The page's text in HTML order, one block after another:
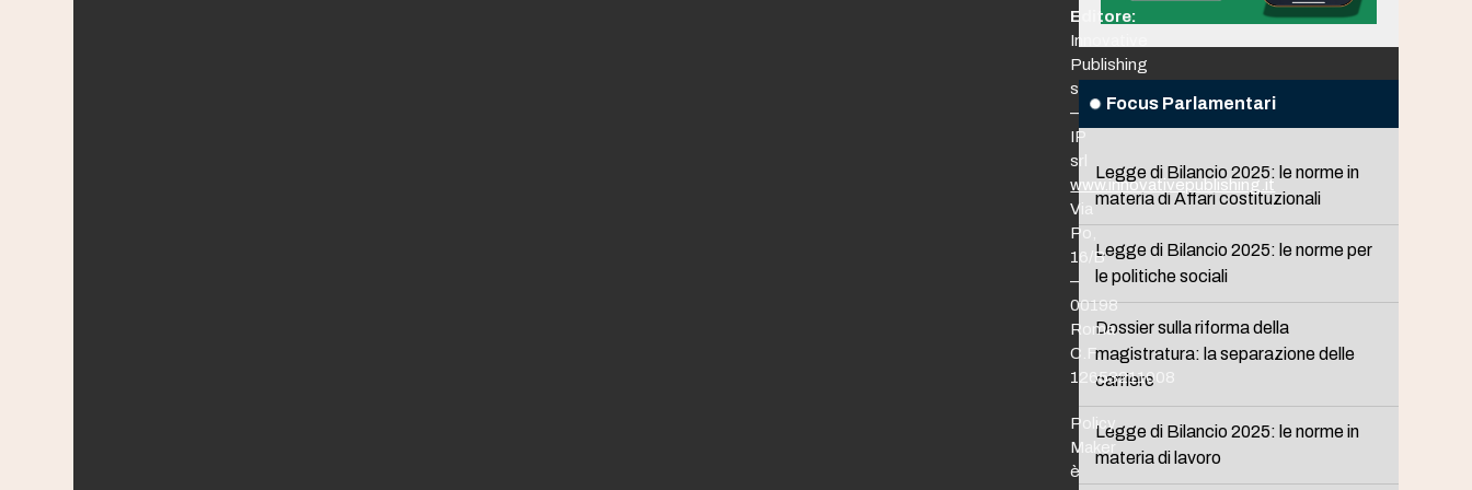
Focus Parlamentari
Legge di Bilancio 2025: le norme in
materia di Affari costituzionali
Legge di Bilancio 2025: le norme per
le politiche sociali
Dossier sulla riforma della
magistratura: la separazione delle
carriere
Legge di Bilancio 2025: le norme in
materia di lavoro
Editore:
Innovative
Publishing
srl
–
IP
srl
www.innovativepublishing.it
Via
Po,
16/B
–
00198
Roma
C.F.
12653211008
Policy
Maker
è